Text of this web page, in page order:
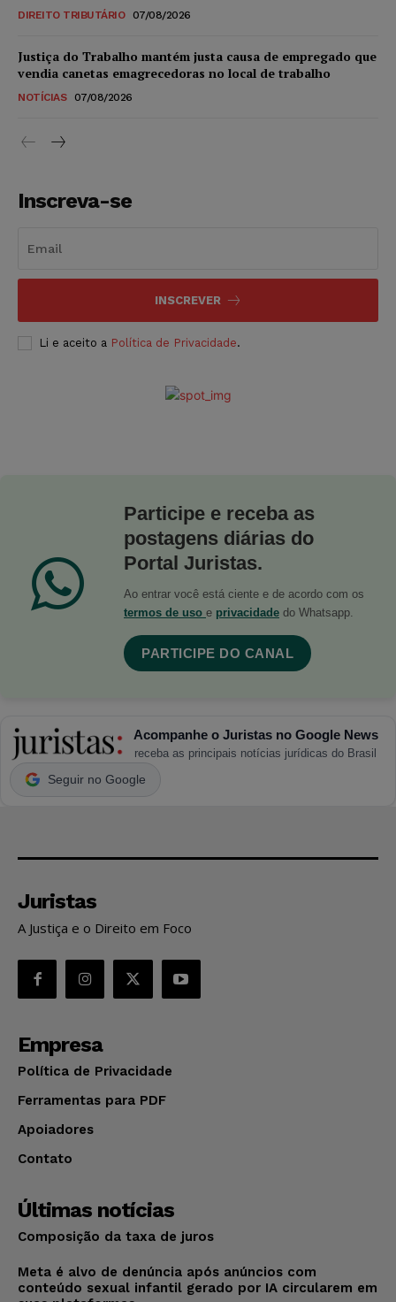
DIREITO TRIBUTÁRIO 07/08/2026
Justiça do Trabalho mantém justa causa de empregado que
vendia canetas emagrecedoras no local de trabalho
NOTÍCIAS 07/08/2026
Inscreva-se
INSCREVER
Li e aceito a Política de Privacidade.
Participe e receba as
postagens diárias do
Portal Juristas.
Ao entrar você está ciente e de acordo com os
termos de uso e privacidade do Whatsapp.
PARTICIPE DO CANAL
Acompanhe o Juristas no Google News
receba as principais notícias jurídicas do Brasil
Seguir no Google
Juristas
A Justiça e o Direito em Foco
Empresa
Política de Privacidade
Ferramentas para PDF
Apoiadores
Contato
Últimas notícias
Composição da taxa de juros
Meta é alvo de denúncia após anúncios com
conteúdo sexual infantil gerado por IA circularem em